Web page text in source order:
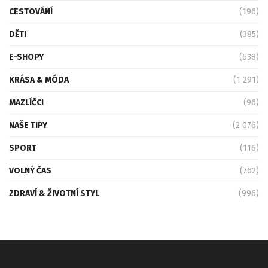
CESTOVÁNÍ (196)
DĚTI (385)
E-SHOPY (638)
KRÁSA & MÓDA (1 291)
MAZLÍČCI (96)
NAŠE TIPY (2 076)
SPORT (116)
VOLNÝ ČAS (762)
ZDRAVÍ & ŽIVOTNÍ STYL (996)